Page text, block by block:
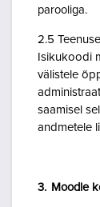
parooliga.
2.5
Isikukoodi
välistele
saamisel
andmetele
3. Moodle